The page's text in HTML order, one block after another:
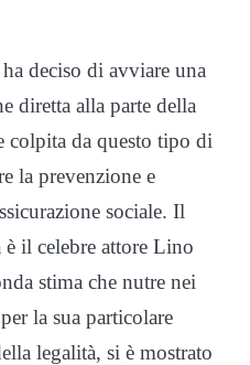
deciso di avviare una
diretta alla parte della
colpita da questo tipo di
la prevenzione e
sociale. Il
il celebre attore Lino
stima che nutre nei
la sua particolare
legalità, si è mostrato